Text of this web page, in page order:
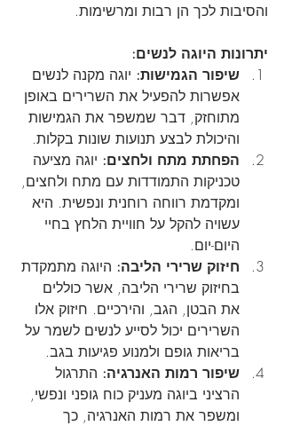
והסיבות לכך הן רבות ומרשימות.
יתרונות היוגה לנשים:
שיפור הגמישות: יוגה מקנה לנשים
אפשרות להפעיל את השרירים באופן
מתוחזק, דבר שמשפר את הגמישות
והיכולת לבצע תנועות שונות בקלות.
הפחתת מתח ולחצים: יוגה מציעה
טכניקות התמודדות עם מתח ולחצים,
ומקדמת רווחה רוחנית ונפשית. היא
עשויה להקל על חוויית הלחץ בחיי
היום-יום.
חיזוק שרירי הליבה: היוגה מתמקדת
בחיזוק שרירי הליבה, אשר כוללים
את הבטן, הגב, והירכיים. חיזוק אלו
השרירים יכול לסייע לנשים לשמר על
בריאות גופם ולמנוע פגיעות בגב.
שיפור רמות האנרגיה: התרגול
הרציני ביוגה מעניק כוח גופני ונפשי,
ומשפר את רמות האנרגיה, כך